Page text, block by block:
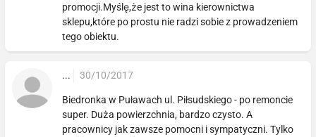
promocji.Myślę,że jest to wina kierownictwa
sklepu,które po prostu nie radzi sobie z prowadzeniem
tego obiektu.
... 30/10/2017
Biedronka w Puławach ul. Piłsudskiego - po remoncie
super. Duża powierzchnia, bardzo czysto. A
pracownicy jak zawsze pomocni i sympatyczni. Tylko